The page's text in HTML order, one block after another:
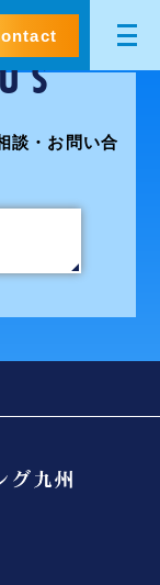
談・お問い合